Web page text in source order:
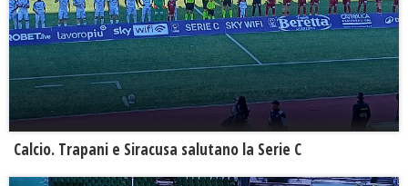
Calcio. Trapani e Siracusa salutano la Serie C